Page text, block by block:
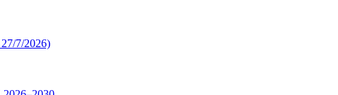
7/2026)